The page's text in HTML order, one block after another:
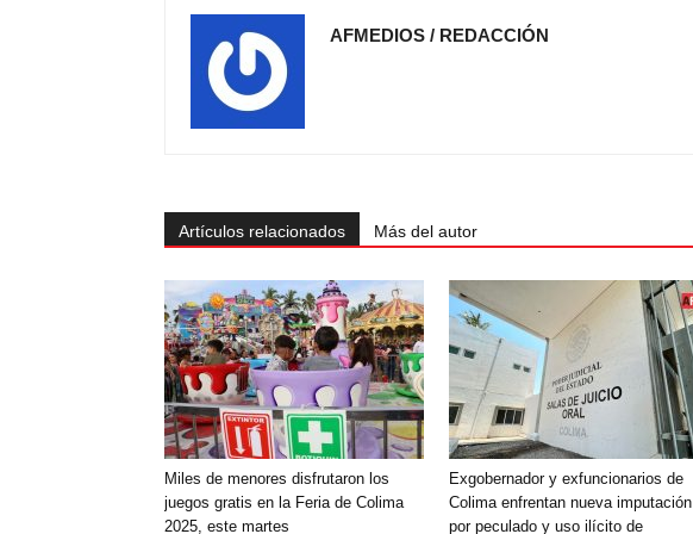
AFMEDIOS / REDACCIÓN
Artículos relacionados Más del autor
Miles de menores disfrutaron los
juegos gratis en la Feria de Colima
2025, este martes
Exgobernador y exfuncionarios de
Colima enfrentan nueva imputación
por peculado y uso ilícito de